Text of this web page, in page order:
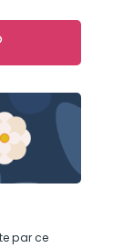
aux
🦮❤️
par ce